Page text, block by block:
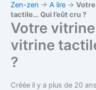
Zen-zen →A lire →
tactile… Qui l’eût cru ?
Votre
vitrine
?
Créée il y a plus de 20